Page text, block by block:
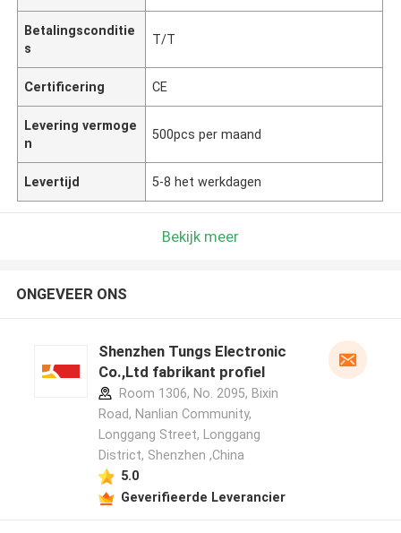
Betalingsconditie
s
T/T
Certificering CE
Levering vermoge
n
500pcs per maand
Levertijd 5-8 het werkdagen
Bekijk meer
ONGEVEER ONS
Shenzhen Tungs Electronic
Co.,Ltd fabrikant profiel
Room 1306, No. 2095, Bixin
Road, Nanlian Community,
Longgang Street, Longgang
District, Shenzhen ,China
5.0
Geverifieerde Leverancier